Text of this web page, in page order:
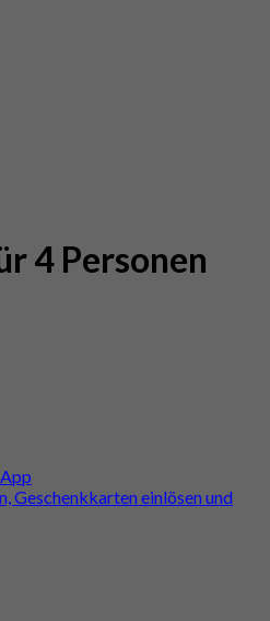
4 Personen
Geschenkkarten einlösen und